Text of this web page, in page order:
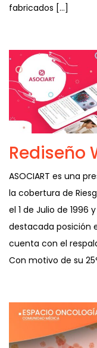
fabricados […]
Rediseño
ASOCIART es una
la cobertura de
el 1 de Julio de
destacada posición
cuenta con el
Con motivo de su